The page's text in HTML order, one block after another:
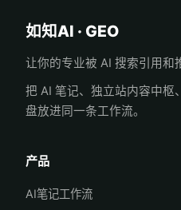
如知AI · GEO
让你的专业被 AI 搜索引用和
把 AI 笔记、独立站内容中枢
盘放进同一条工作流。
产品
AI笔记工作流